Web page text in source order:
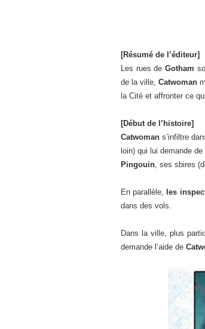
[Résumé de l’éditeur]
Les rues de Gotham
de la ville, Catwoman
la Cité et affronter ce
[Début de l’histoire]
Catwoman s’infiltre
loin) qui lui demande
Pingouin, ses sbires
En parallèle, les
dans des vols.
Dans la ville, plus
demande l’aide de